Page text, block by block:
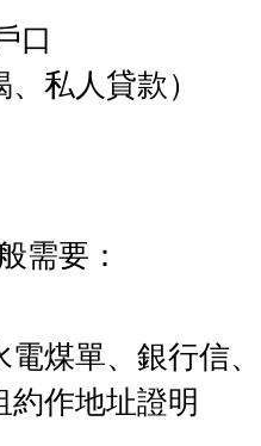
口
私人貸款）
需要：
電煤單、銀行信
約作地址證明